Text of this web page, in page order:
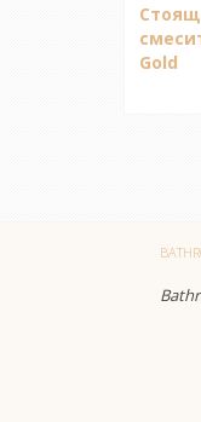
Стоящ
Gold